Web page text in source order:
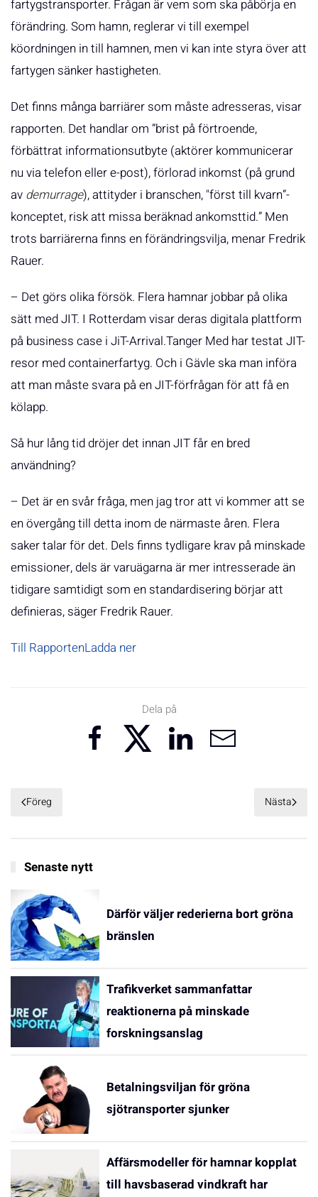
fartygstransporter. Frågan är vem som ska påbörja en
förändring. Som hamn, reglerar vi till exempel
köordningen in till hamnen, men vi kan inte styra över att
fartygen sänker hastigheten.
Det finns många barriärer som måste adresseras, visar
rapporten. Det handlar om ”brist på förtroende,
förbättrat informationsutbyte (aktörer kommunicerar
nu via telefon eller e-post), förlorad inkomst (på grund
av demurrage), attityder i branschen, "först till kvarn”-
konceptet, risk att missa beräknad ankomsttid.” Men
trots barriärerna finns en förändringsvilja, menar Fredrik
Rauer.
– Det görs olika försök. Flera hamnar jobbar på olika
sätt med JIT. I Rotterdam visar deras digitala plattform
på business case i JiT-Arrival.Tanger Med har testat JIT-
resor med containerfartyg. Och i Gävle ska man införa
att man måste svara på en JIT-förfrågan för att få en
kölapp.
Så hur lång tid dröjer det innan JIT får en bred
användning?
– Det är en svår fråga, men jag tror att vi kommer att se
en övergång till detta inom de närmaste åren. Flera
saker talar för det. Dels finns tydligare krav på minskade
emissioner, dels är varuägarna är mer intresserade än
tidigare samtidigt som en standardisering börjar att
definieras, säger Fredrik Rauer.
Till RapportenLadda ner
Dela på
Föreg Nästa
Senaste nytt
Därför väljer rederierna bort gröna
bränslen
Trafikverket sammanfattar
reaktionerna på minskade
forskningsanslag
Betalningsviljan för gröna
sjötransporter sjunker
Affärsmodeller för hamnar kopplat
till havsbaserad vindkraft har